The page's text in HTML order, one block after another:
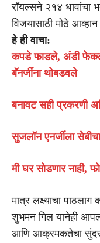
रॉयल्सने २१४ धावांचा
विजयासाठी मोठे
हे ही वाचा:
कपडे फाडले, अंडी
बॅनर्जींना थोबडवले
बनावट सही प्रकरणी
सुजलॉन एनर्जीला
मी घर सोडणार नाही,
मात्र लक्ष्याचा
शुभमन गिल यानेही
आणि आक्रमकतेचा